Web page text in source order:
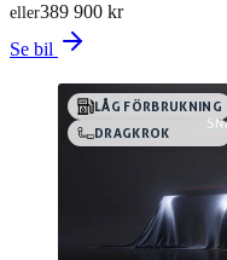
389 900 kr
eller
Se bil
LÅG FÖRBRUKNING
DRAGKROK